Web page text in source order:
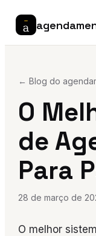
← Blog do
O
de
Para
28 de março de
O melhor